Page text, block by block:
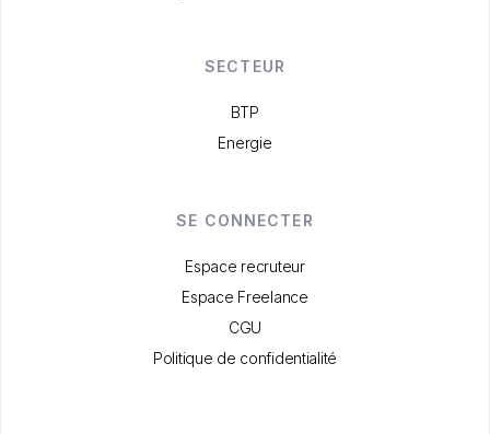
SECTEUR
BTP
Energie
SE CONNECTER
Espace recruteur
Espace Freelance
CGU
Politique de confidentialité